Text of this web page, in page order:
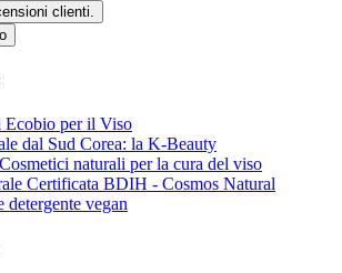
clienti.
Ecobio per il Viso
dal Sud Corea: la K-Beauty
naturali per la cura del viso
Certificata BDIH - Cosmos Natural
detergente vegan